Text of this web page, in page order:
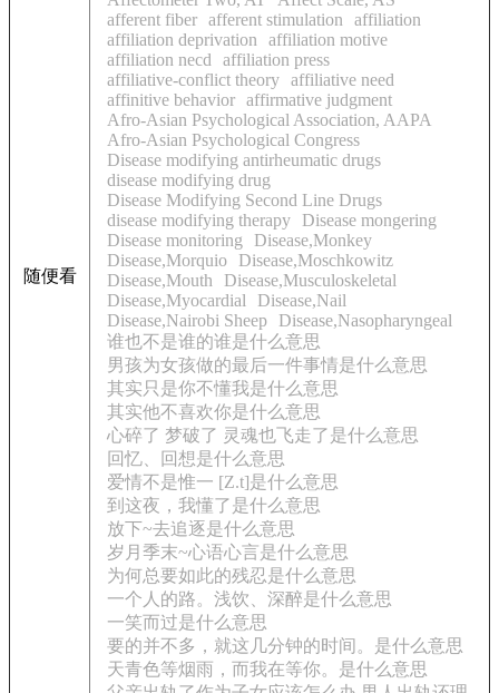
随便看
afferent fiber afferent stimulation
affiliation
affiliation deprivation
affiliation motive
affiliation necd
affiliation press
affiliative-conflict theory affiliative need
affinitive behavior affirmative judgment
Afro-Asian Psychological Association, AAPA
Afro-Asian Psychological Congress
Disease modifying antirheumatic drugs
disease modifying drug
Disease Modifying Second Line Drugs
disease modifying therapy
Disease mongering
Disease monitoring
Disease,Monkey
Disease,Morquio
Disease,Moschkowitz
Disease,Mouth
Disease,Musculoskeletal
Disease,Myocardial
Disease,Nail
Disease,Nairobi Sheep
Disease,Nasopharyngeal
谁也不是谁的谁是什么意思
男孩为女孩做的最后一件事情是什么意思
其实只是你不懂我是什么意思
其实他不喜欢你是什么意思
心碎了 梦破了 灵魂也飞走了是什么意思
回忆、回想是什么意思
爱情不是惟一 [Z.t]是什么意思
到这夜，我懂了是什么意思
放下~去追逐是什么意思
岁月季末~心语心言是什么意思
为何总要如此的残忍是什么意思
一个人的路。浅饮、深醉是什么意思
一笑而过是什么意思
要的并不多，就这几分钟的时间。是什么意思
天青色等烟雨，而我在等你。是什么意思